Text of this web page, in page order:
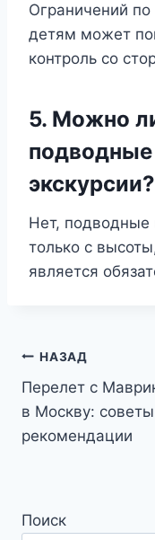
Ограничений по
детям может
контроль со
5. Можно
экскурсии?
Нет,
только с
является
Навигация
по
записям
НАЗАД
Перелет с
в Москву:
рекомендации
Поиск